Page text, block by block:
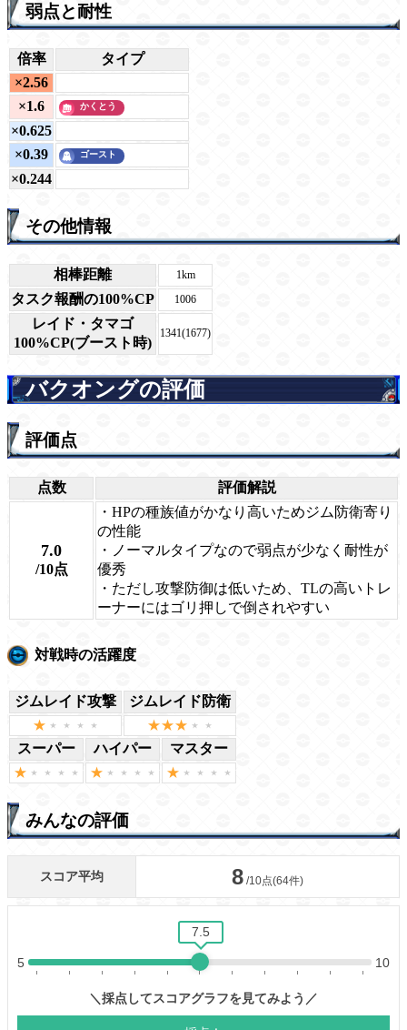
弱点と耐性
倍率
タイプ
×2.56
×1.6
×0.625
×0.39
×0.244
その他情報
相棒距離 1km
タスク報酬の100%CP 1006
レイド・タマゴ
100%CP(ブースト時)
1341(1677)
バクオングの評価
評価点
点数 評価解説
7.0
/10点
・HPの種族値がかなり高いためジム防衛寄り
の性能
・ノーマルタイプなので弱点が少なく耐性が
優秀
・ただし攻撃防御は低いため、TLの高いトレ
ーナーにはゴリ押しで倒されやすい
対戦時の活躍度
ジムレイド攻撃 ジムレイド防衛
スーパー ハイパー マスター
みんなの評価